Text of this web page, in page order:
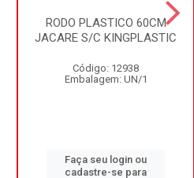
RODO PLASTICO 60CM
JACARE S/C KINGPLASTIC
Código: 12938
Embalagem: UN/1
Faça seu login ou
cadastre-se para